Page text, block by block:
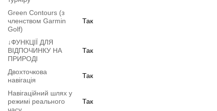
Green Contours (з
членством Garmin
Golf)
Так
↓ФУНКЦІЇ ДЛЯ
ВІДПОЧИНКУ НА
ПРИРОДІ
Так
Двохточкова
навігація
Так
Навігаційний шлях у
режимі реального
часу
Так